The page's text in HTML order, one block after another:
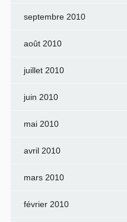
septembre 2010
août 2010
juillet 2010
juin 2010
mai 2010
avril 2010
mars 2010
février 2010